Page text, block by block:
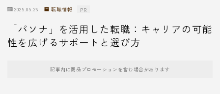
2025.05.26 転職情報 PR
「パソナ」を活用した転職：キャリアの可能
性を広げるサポートと選び方
記事内に商品プロモーションを含む場合があります